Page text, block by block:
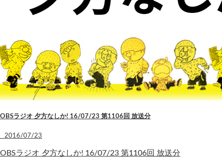
OBSラジオ 夕方なしか! 16/07/23 第1106回 放送分
2016/07/23
OBSラジオ 夕方なしか! 16/07/23 第1106回 放送分